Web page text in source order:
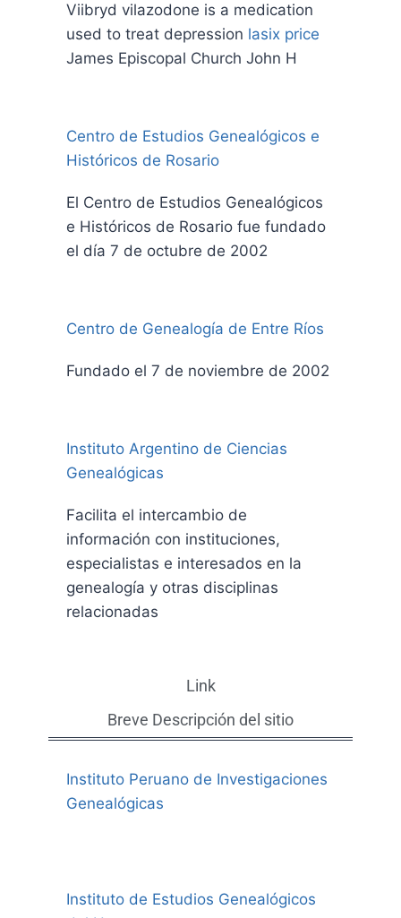
Viibryd vilazodone is a medication
used to treat depression lasix price
James Episcopal Church John H
Centro de Estudios Genealógicos e
Históricos de Rosario
El Centro de Estudios Genealógicos
e Históricos de Rosario fue fundado
el día 7 de octubre de 2002
Centro de Genealogía de Entre Ríos
Fundado el 7 de noviembre de 2002
Instituto Argentino de Ciencias
Genealógicas
Facilita el intercambio de
información con instituciones,
especialistas e interesados en la
genealogía y otras disciplinas
relacionadas
Link
Breve Descripción del sitio
Instituto Peruano de Investigaciones
Genealógicas
Instituto de Estudios Genealógicos